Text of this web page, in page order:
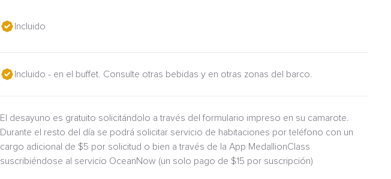
Incluido
Incluido - en el buffet. Consulte otras bebidas y en otras zonas del barco.
El desayuno es gratuito solicitándolo a través del formulario impreso en su camarote.
Durante el resto del día se podrá solicitar servicio de habitaciones por teléfono con un
cargo adicional de $5 por solicitud o bien a través de la App MedallionClass
suscribiéndose al servicio OceanNow (un solo pago de $15 por suscripción)